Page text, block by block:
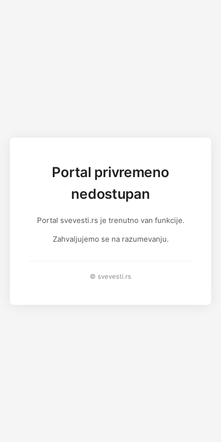
Portal privremeno
nedostupan
Portal svevesti.rs je trenutno van funkcije.
Zahvaljujemo se na razumevanju.
© svevesti.rs